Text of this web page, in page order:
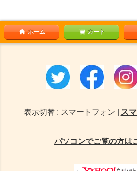
ホーム カート
表示切替 : スマートフォン | ス
パソコンでご覧の方は